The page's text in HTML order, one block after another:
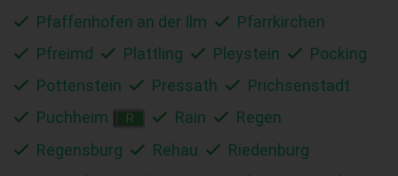
Pfaffenhofen an der Ilm
Pfarrkirchen
Pfreimd
Plattling Pleystein
Pocking
Pottenstein
Pressath
Prichsenstadt
Puchheim
R Rain
Regen
Regensburg
Rehau
Riedenburg